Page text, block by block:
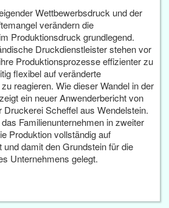
Wettbewerbsdruck und der
verändern die
Produktionsdruck grundlegend.
Druckdienstleister stehen vor
Produktionsprozesse effizienter zu
flexibel auf veränderte
reagieren. Wie dieser Wandel in der
ein neuer Anwenderbericht von
Druckerei Scheffel aus Wendelstein.
Familienunternehmen in zweiter
Produktion vollständig auf
damit den Grundstein für die
Unternehmens gelegt.